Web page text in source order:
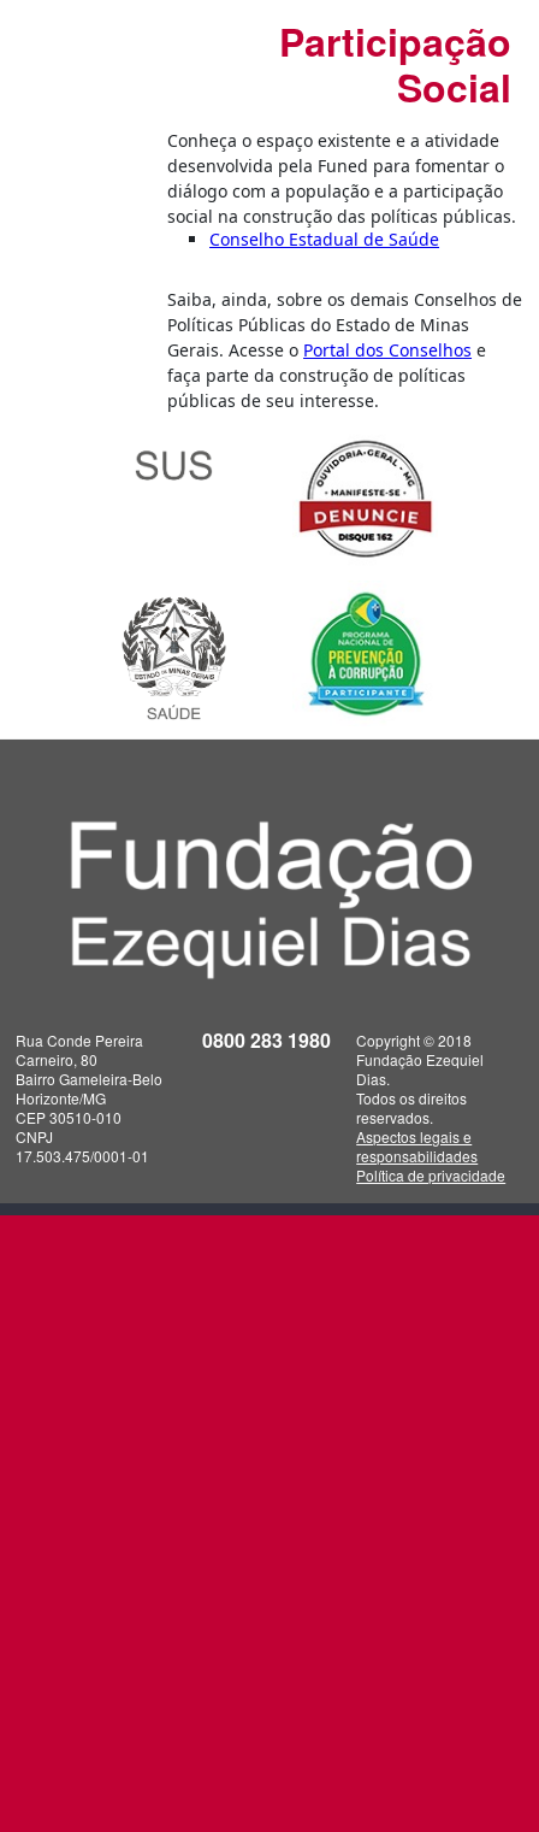
Participação
Social
Conheça o espaço existente e a atividade
desenvolvida pela Funed para fomentar o
diálogo com a população e a participação
social na construção das políticas públicas.
Conselho Estadual de Saúde
Saiba, ainda, sobre os demais Conselhos de
Políticas Públicas do Estado de Minas
Gerais. Acesse o Portal dos Conselhos e
faça parte da construção de políticas
públicas de seu interesse.
Rua Conde Pereira
Carneiro, 80
Bairro Gameleira-Belo
Horizonte/MG
CEP 30510-010
CNPJ
17.503.475/0001-01
0800 283 1980
Copyright © 2018
Fundação Ezequiel
Dias.
Todos os direitos
reservados.
Aspectos legais e
responsabilidades
Política de privacidade